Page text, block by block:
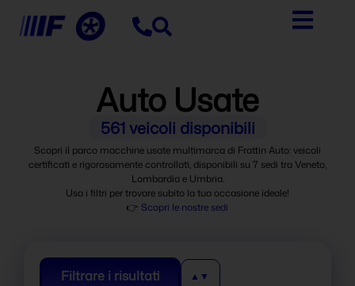
Auto Usate
561 veicoli disponibili
Scopri il parco macchine usate multimarca di Frattin Auto: veicoli
certificati e rigorosamente controllati, disponibili su 7 sedi tra Veneto,
Lombardia e Umbria.
Usa i filtri per trovare subito la tua occasione ideale!
👉 Scopri le nostre sedi
Filtrare i risultati